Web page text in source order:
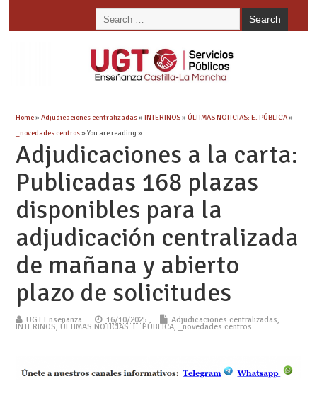
Home»Adjudicaciones centralizadas»INTERINOS»ÚLTIMAS NOTICIAS: E. PÚBLICA»
_novedades centros» You are reading »
Adjudicaciones a la carta:
Publicadas 168 plazas
disponibles para la
adjudicación centralizada
de mañana y abierto
plazo de solicitudes
UGT Enseñanza 16/10/2025 Adjudicaciones centralizadas,
INTERINOS, ÚLTIMAS NOTICIAS: E. PÚBLICA, _novedades centros